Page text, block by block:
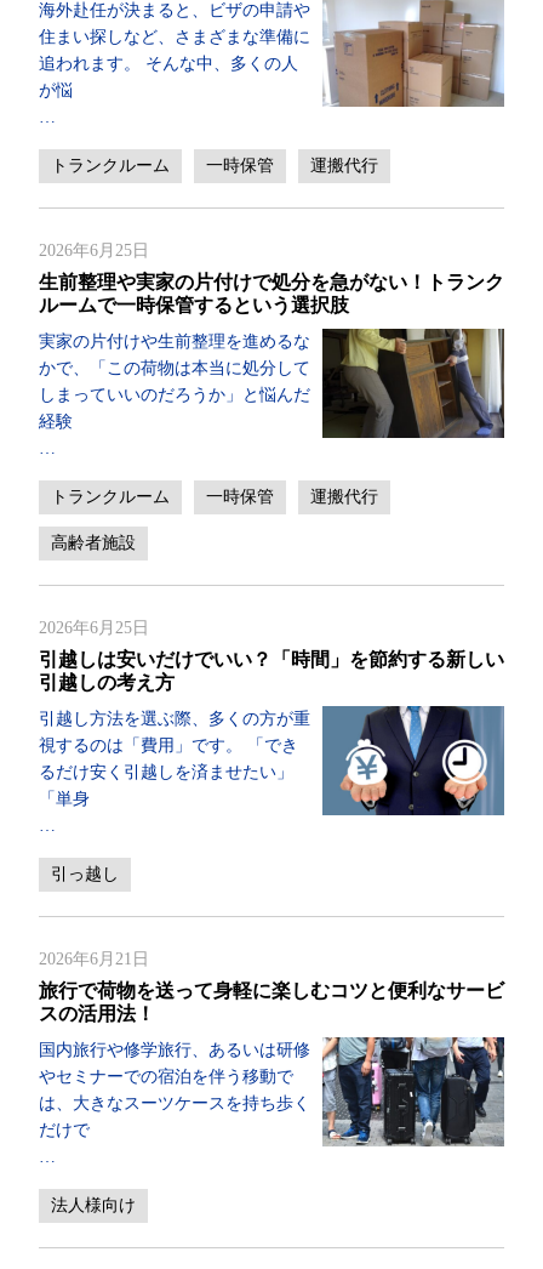
海外赴任が決まると、ビザの申請や
住まい探しなど、さまざまな準備に
追われます。 そんな中、多くの人
が悩
…
トランクルーム 一時保管 運搬代行
2026年6月25日
生前整理や実家の片付けで処分を急がない！トランク
ルームで一時保管するという選択肢
実家の片付けや生前整理を進めるな
かで、「この荷物は本当に処分して
しまっていいのだろうか」と悩んだ
経験
…
トランクルーム 一時保管 運搬代行
高齢者施設
2026年6月25日
引越しは安いだけでいい？「時間」を節約する新しい
引越しの考え方
引越し方法を選ぶ際、多くの方が重
視するのは「費用」です。 「でき
るだけ安く引越しを済ませたい」
「単身
…
引っ越し
2026年6月21日
旅行で荷物を送って身軽に楽しむコツと便利なサービ
スの活用法！
国内旅行や修学旅行、あるいは研修
やセミナーでの宿泊を伴う移動で
は、大きなスーツケースを持ち歩く
だけで
…
法人様向け